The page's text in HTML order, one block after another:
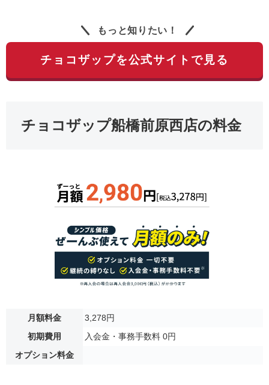
もっと知りたい！
チョコザップを公式サイトで見る
チョコザップ船橋前原西店の料金
月額料金
3,278円
初期費用
入会金・事務手数料 0円
オプション料金